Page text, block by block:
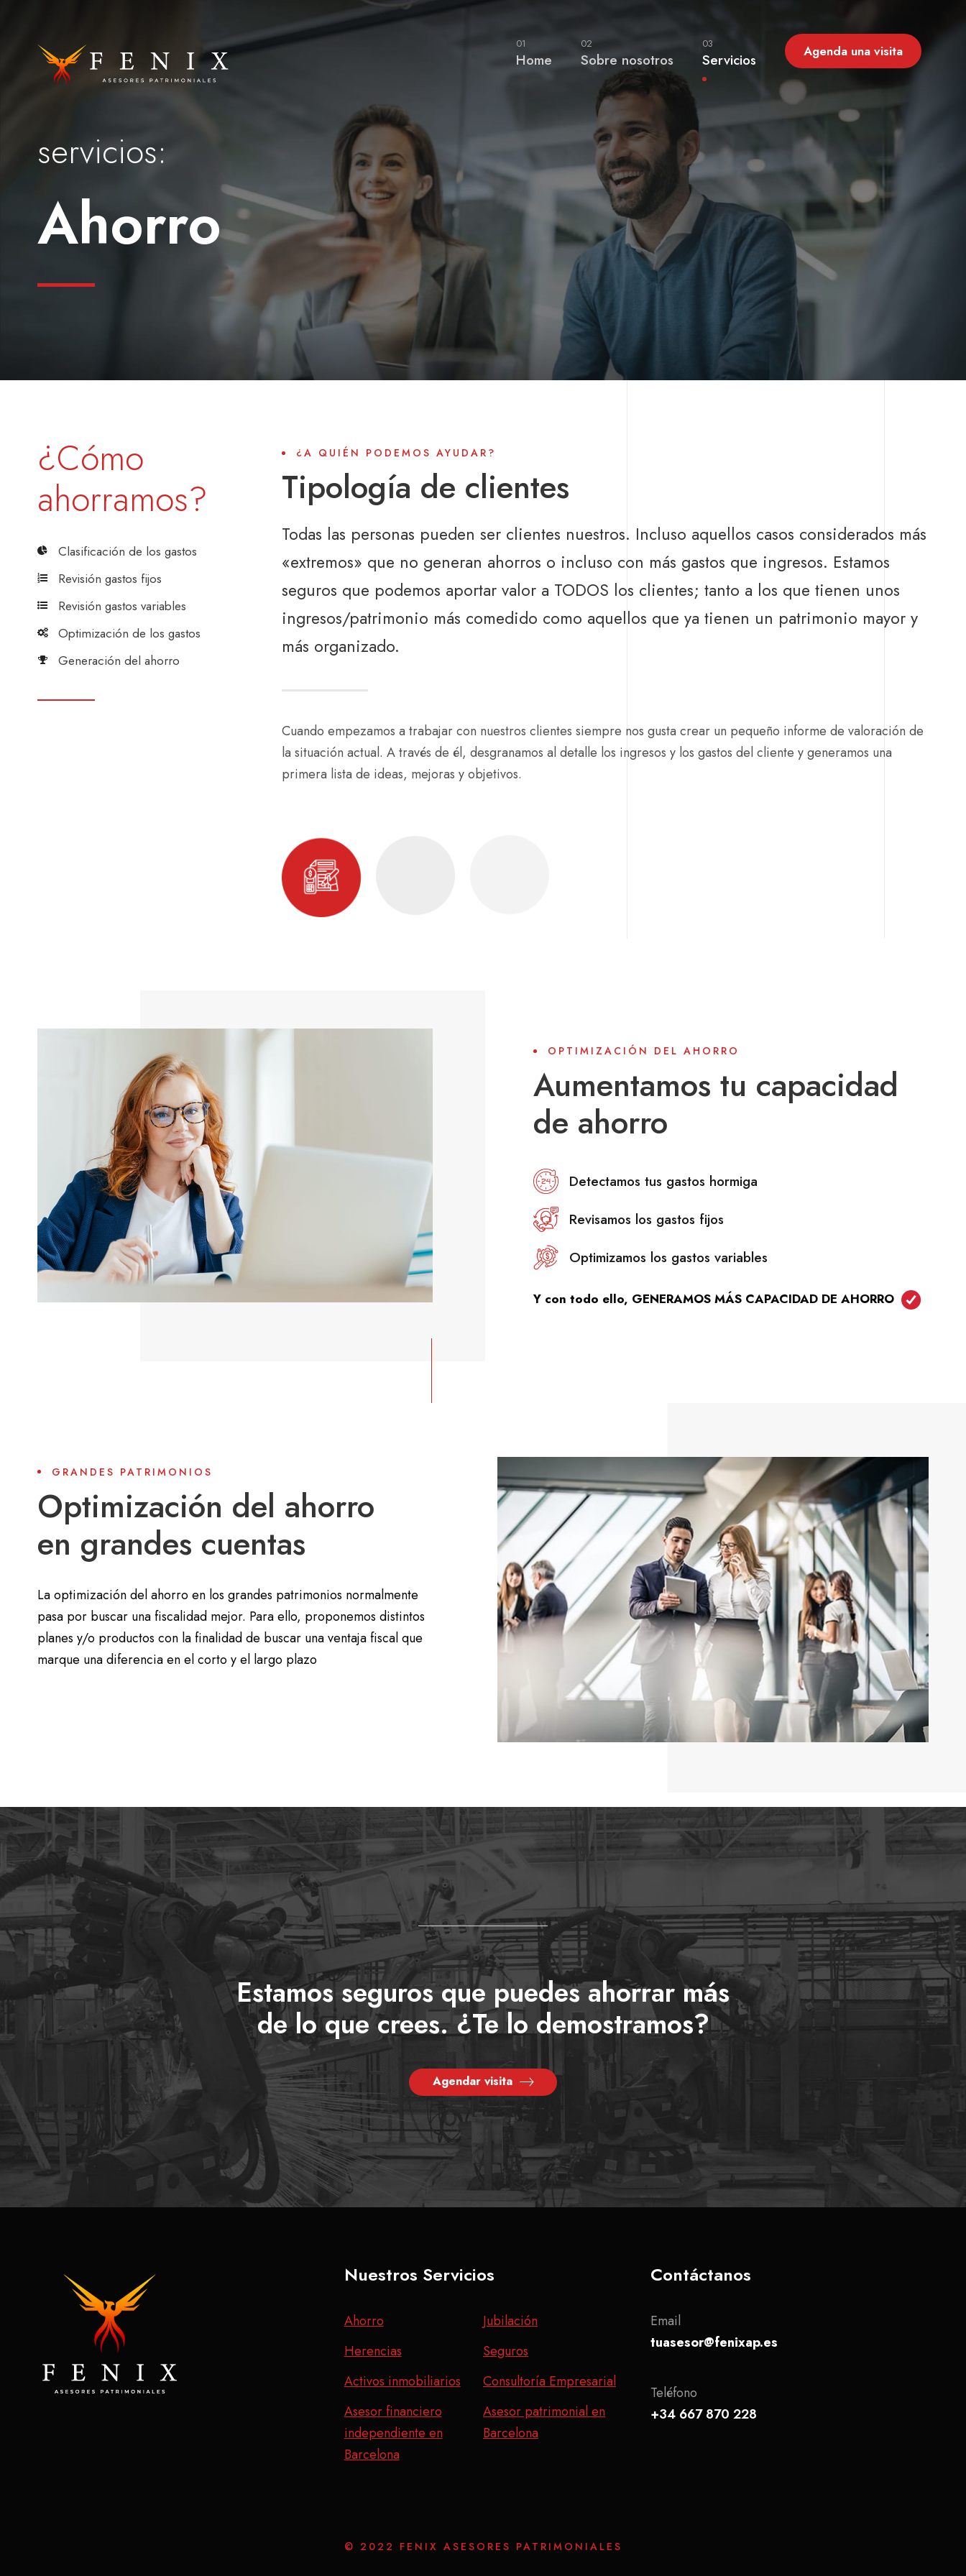
01
Home
02
Sobre nosotros
03
Servicios Agenda una visita
servicios:
Ahorro
¿Cómo
ahorramos?
Clasificación de los gastos
Revisión gastos fijos
Revisión gastos variables
Optimización de los gastos
Generación del ahorro
¿A QUIÉN PODEMOS AYUDAR?
Tipología de clientes
Todas las personas pueden ser clientes nuestros. Incluso aquellos casos considerados más
«extremos» que no generan ahorros o incluso con más gastos que ingresos. Estamos
seguros que podemos aportar valor a TODOS los clientes; tanto a los que tienen unos
ingresos/patrimonio más comedido como aquellos que ya tienen un patrimonio mayor y
más organizado.
Cuando empezamos a trabajar con nuestros clientes siempre nos gusta crear un pequeño informe de valoración de
la situación actual. A través de él, desgranamos al detalle los ingresos y los gastos del cliente y generamos una
primera lista de ideas, mejoras y objetivos.
OPTIMIZACIÓN DEL AHORRO
Aumentamos tu capacidad
de ahorro
Detectamos tus gastos hormiga
Revisamos los gastos fijos
Optimizamos los gastos variables
Y con todo ello, GENERAMOS MÁS CAPACIDAD DE AHORRO
GRANDES PATRIMONIOS
Optimización del ahorro
en grandes cuentas
La optimización del ahorro en los grandes patrimonios normalmente
pasa por buscar una fiscalidad mejor. Para ello, proponemos distintos
planes y/o productos con la finalidad de buscar una ventaja fiscal que
marque una diferencia en el corto y el largo plazo
Estamos seguros que puedes ahorrar más
de lo que crees. ¿Te lo demostramos?
Agendar visita
Nuestros Servicios
Ahorro
Jubilación
Herencias
Seguros
Activos inmobiliarios
Consultoría Empresarial
Asesor financiero
independiente en
Barcelona
Asesor patrimonial en
Barcelona
Contáctanos
Email
tuasesor@fenixap.es
Teléfono
+34 667 870 228
© 2022 FENIX ASESORES PATRIMONIALES